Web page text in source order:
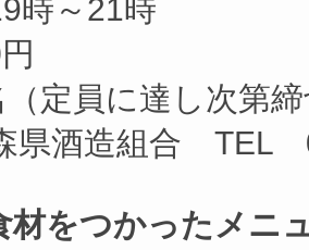
時～21時
定員に達し次第
県酒造組合 TEL
材をつかったメニ